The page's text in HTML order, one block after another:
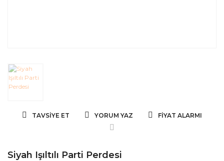
TAVSIYE ET YORUM YAZ FIYAT ALARMI
Siyah Işıltılı Parti Perdesi